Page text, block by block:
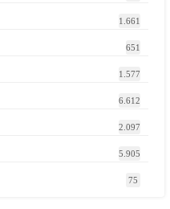
1.661
651
1.577
6.612
2.097
5.905
75